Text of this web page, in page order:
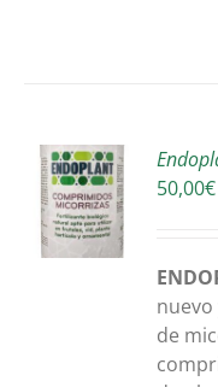
50,00€
de